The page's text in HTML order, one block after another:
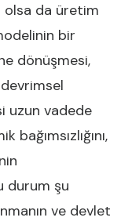
olsa da üretim
bir
dönüşmesi,
uzun vadede
durum şu
ve devlet